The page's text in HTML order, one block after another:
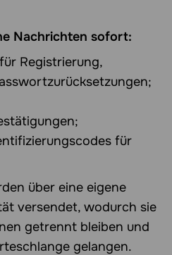
Nachrichten sofort:
Registrierung,
für
über eine eigene
versendet, wodurch sie
getrennt bleiben und
gelangen.